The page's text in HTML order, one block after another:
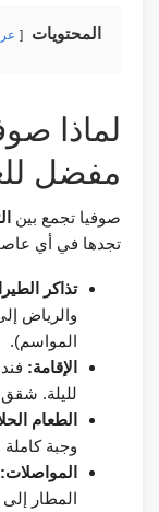
المحتويات
لماذا
مفضل
صوفيا تجمع بين
تجدها في أي
تذاكر
المواسم).
الإقامة:
لليلة. شقق
الطعام
وجبة كاملة
المواصلات:
المطار إلى